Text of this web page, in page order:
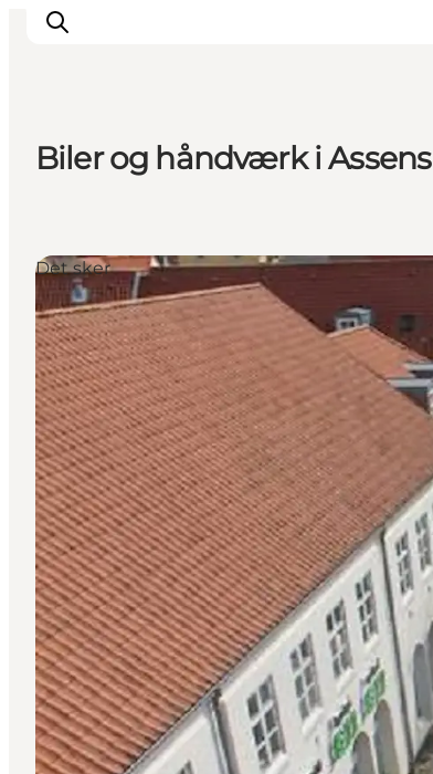
Oplevelser
Overnatning
Planlæg ferien
Biler og håndværk i Assens
Det sker